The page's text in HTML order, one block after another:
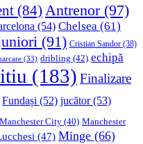
(84) Antrenor(97)
(54) Chelsea (61)
(91) Cristian Sandor (38)
(33) dribling (42) echipă
(183) Finalizare
Fundași (52) jucător(53)
Manchester City (40) Manchester
(47) Minge (66)